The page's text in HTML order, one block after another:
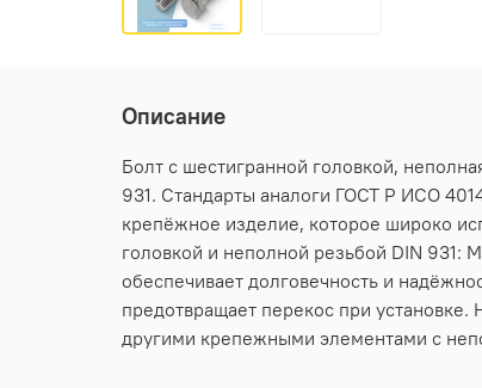
Описание
Болт с шестигранной головкой,
931. Стандарты аналоги ГОСТ Р ИСО
крепёжное изделие, которое широко
головкой и неполной резьбой DIN 931:
обеспечивает долговечность и
предотвращает перекос при установке.
другими крепежными элементами с